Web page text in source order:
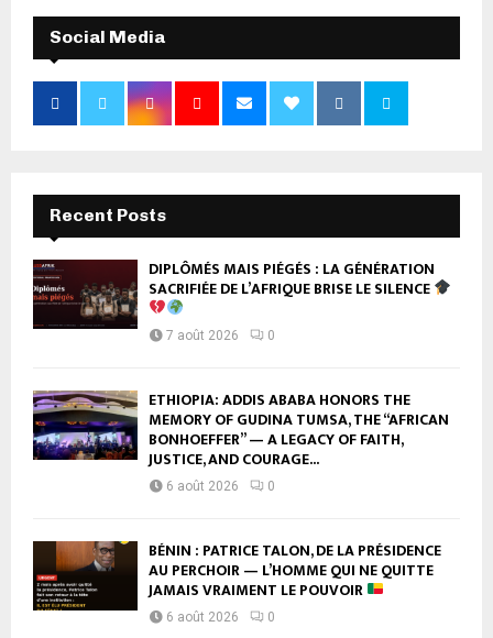
Social Media
Recent Posts
DIPLÔMÉS MAIS PIÉGÉS : LA GÉNÉRATION
SACRIFIÉE DE L’AFRIQUE BRISE LE SILENCE
7 août 2026 0
ETHIOPIA: ADDIS ABABA HONORS THE
MEMORY OF GUDINA TUMSA, THE “AFRICAN
BONHOEFFER” — A LEGACY OF FAITH,
JUSTICE, AND COURAGE...
6 août 2026 0
BÉNIN : PATRICE TALON, DE LA PRÉSIDENCE
AU PERCHOIR — L’HOMME QUI NE QUITTE
JAMAIS VRAIMENT LE POUVOIR
6 août 2026 0